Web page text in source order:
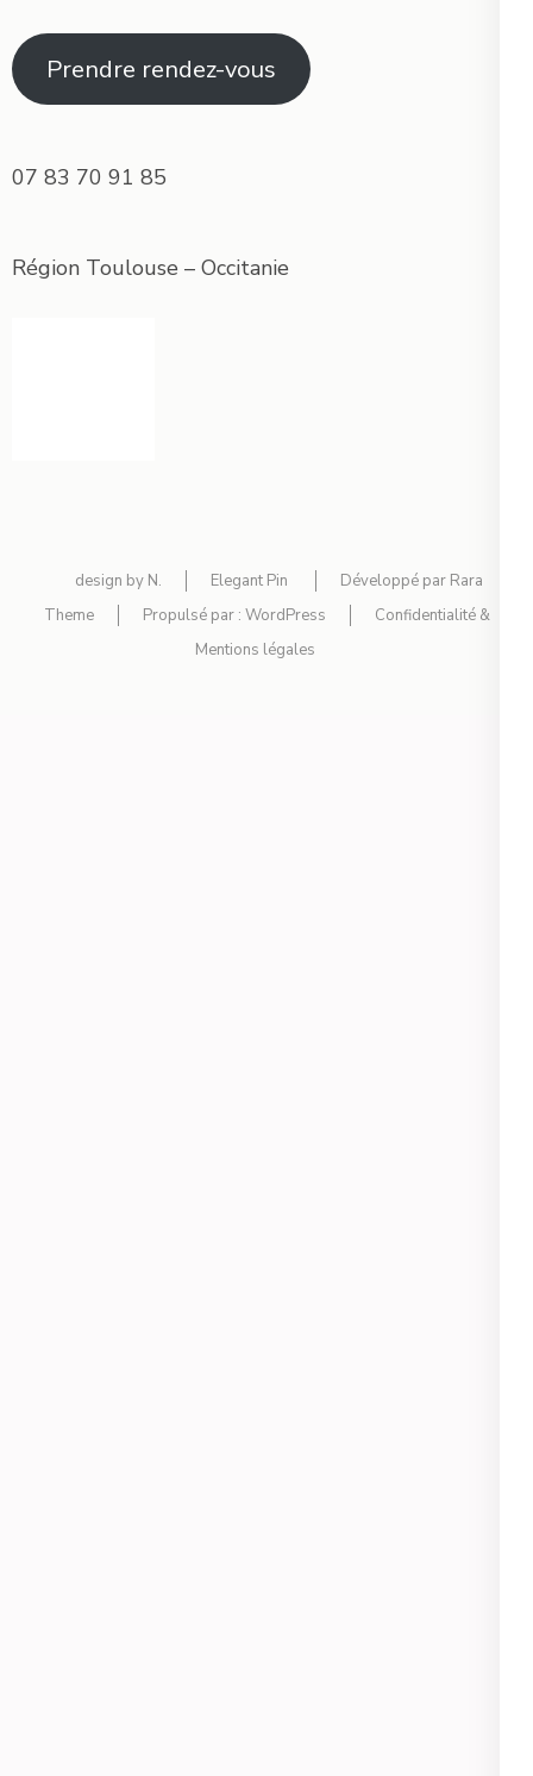
Prendre rendez-vous
07 83 70 91 85
Région Toulouse – Occitanie
design by N. Elegant Pin Développé par Rara
Theme
Propulsé par : WordPress
Confidentialité &
Mentions légales